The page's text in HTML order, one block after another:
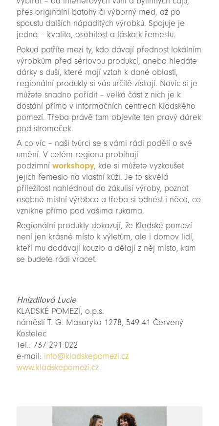
přes originální batohy či výborný med, až po
spoustu dalších nápaditých výrobků. Spojuje je
jedno – kvalita, osobitost a láska k řemeslu.
Pokud patříte mezi ty, kdo dávají přednost lokálním
výrobkům před sériovou produkcí, anebo hledáte
dárky s duší, které mají vztah k dané oblasti,
regionální produkty si vás určitě získají. Navíc si je
můžete snadno pořídit – velká část z nich je k
dostání přímo v informačních centrech Kladského
pomezí. Třeba právě tam objevíte ten pravý dárek
pod stromeček.
A co víc – naši tvůrci se s vámi rádi podělí o své
umění. V celém regionu probíhají
podzimní workshopy, kde si můžete vyzkoušet
jejich řemeslo na vlastní kůži. Je to skvělá
příležitost nahlédnout do zákulisí výroby, poznat
osobně místní výrobce a třeba si odnést i něco, co
vznikne přímo pod vašima rukama.
Regionální produkty dokazují, že Kladské pomezí
není jen krásné místo k výletům, ale i domov lidí,
kteří mu dodávají kouzlo a dělají z něj místo, kam
se budete rádi vracet.
Hnízdilová Lucie
KLADSKÉ POMEZÍ, o.p.s.
náměstí T. G. Masaryka 1278, 549 41 Červený
Kostelec
Tel.: 737 291 022
e-mail: info@kladskepomezi.cz
www.kladskepomezi.cz